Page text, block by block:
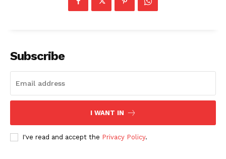
Subscribe
I WANT IN
I've read and accept the Privacy Policy.